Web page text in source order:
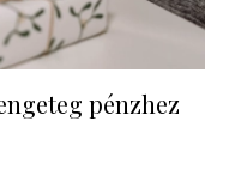
pénzhez